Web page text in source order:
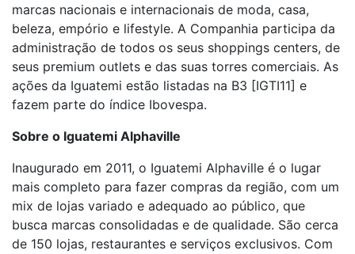
marcas nacionais e internacionais de moda, casa,
beleza, empório e lifestyle. A Companhia participa da
administração de todos os seus shoppings centers, de
seus premium outlets e das suas torres comerciais. As
ações da Iguatemi estão listadas na B3 [IGTI11] e
fazem parte do índice Ibovespa.
Sobre o Iguatemi Alphaville
Inaugurado em 2011, o Iguatemi Alphaville é o lugar
mais completo para fazer compras da região, com um
mix de lojas variado e adequado ao público, que
busca marcas consolidadas e de qualidade. São cerca
de 150 lojas, restaurantes e serviços exclusivos. Com